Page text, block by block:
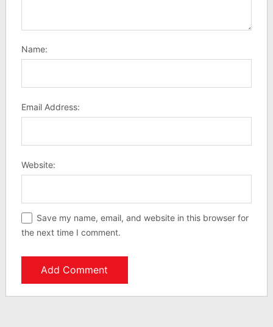
Name:
Email Address:
Website:
Save my name, email, and website in this browser for
the next time I comment.